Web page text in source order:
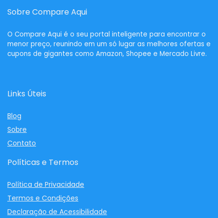
condições de frete e parcelamento dependem das
produto de Celulares, você é redirecionado direto
Livre, onde a compra é finalizada com a garantia,
política de devolução e atendimento do próprio
Sobre Compare Aqui
O Compare Aqui é o seu portal inteligente para encontrar o
menor preço, reunindo em um só lugar as melhores ofertas e
cupons de gigantes como Amazon, Shopee e Mercado Livre.
Links Úteis
Blog
Sobre
Contato
Políticas e Termos
Política de Privacidade
Termos e Condições
Declaração de Acessibilidade